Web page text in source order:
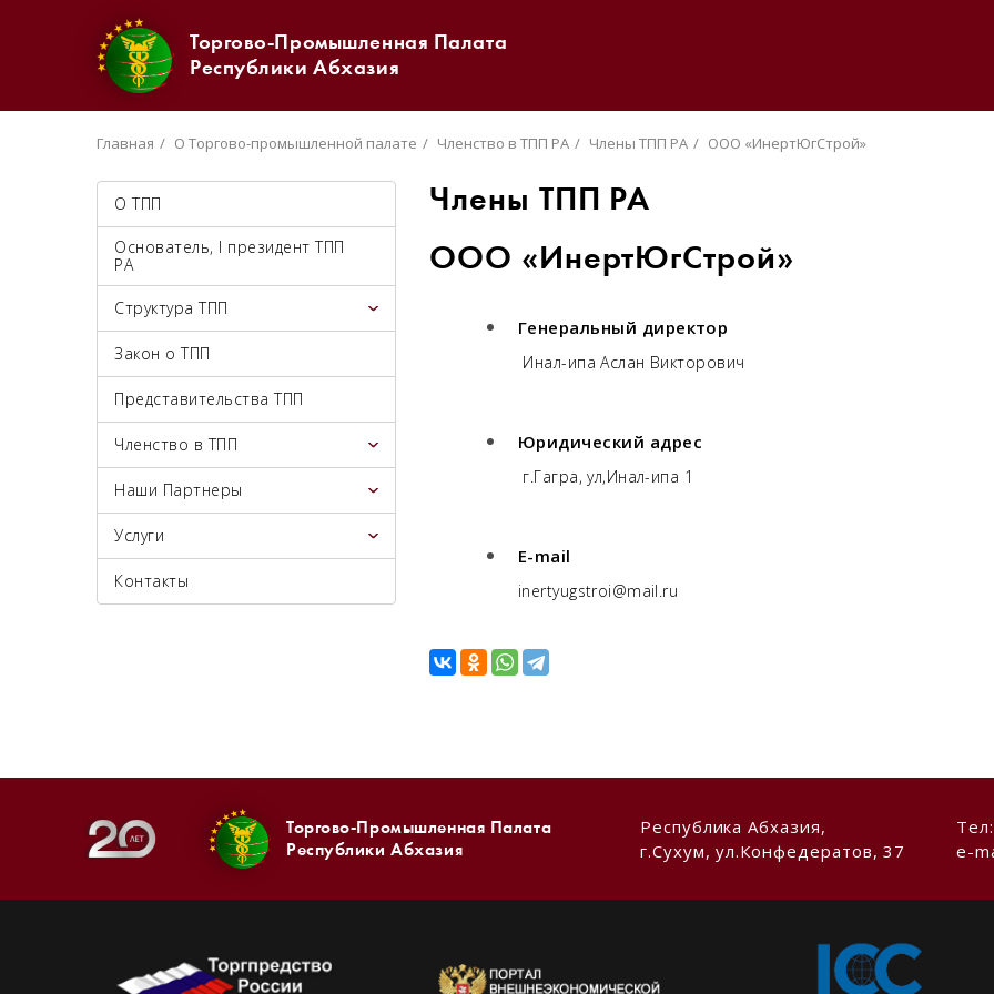
Торгово-Промышленная Палата
Республики Абхазия
Главная О Торгово-промышленной палате Членство в ТПП РА Члены ТПП РА ООО «ИнертЮгСтрой»
О ТПП
Основатель, I президент ТПП
РА
Структура ТПП
Закон о ТПП
Представительства ТПП
Членство в ТПП
Наши Партнеры
Услуги
Контакты
Члены ТПП РА
ООО «ИнертЮгСтрой»
Генеральный директор
Инал-ипа Аслан Викторович
Юридический адрес
г.Гагра, ул,Инал-ипа 1
E-mail
inertyugstroi@mail.ru
Торгово-Промышленная Палата
Республики Абхазия
Республика Абхазия,
г.Сухум, ул.Конфедератов, 37
e-